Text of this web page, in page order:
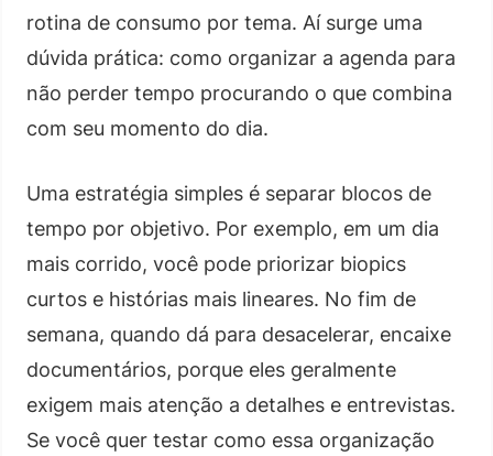
rotina de consumo por tema. Aí surge uma
dúvida prática: como organizar a agenda para
não perder tempo procurando o que combina
com seu momento do dia.
Uma estratégia simples é separar blocos de
tempo por objetivo. Por exemplo, em um dia
mais corrido, você pode priorizar biopics
curtos e histórias mais lineares. No fim de
semana, quando dá para desacelerar, encaixe
documentários, porque eles geralmente
exigem mais atenção a detalhes e entrevistas.
Se você quer testar como essa organização